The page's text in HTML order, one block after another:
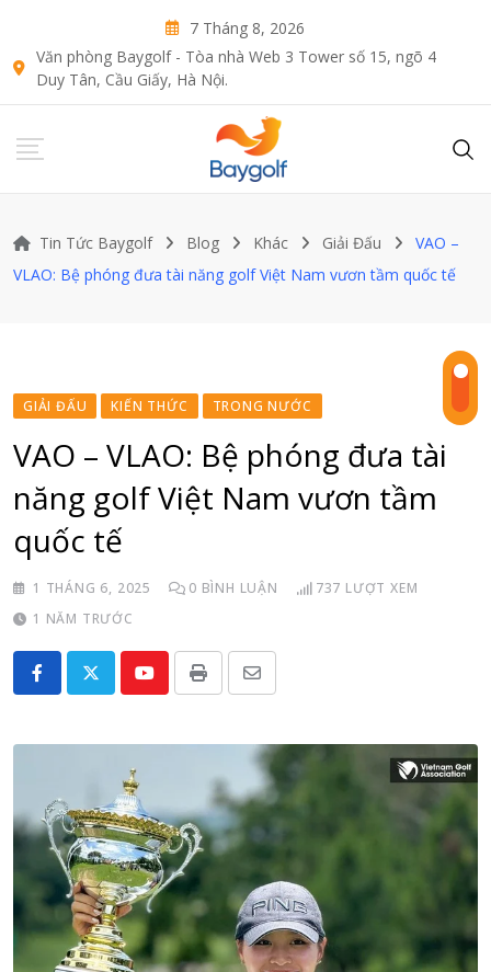
content
7 Tháng 8, 2026
Văn phòng Baygolf - Tòa nhà Web 3 Tower số 15, ngõ 4
Duy Tân, Cầu Giấy, Hà Nội.
Tin Tức Baygolf Blog Khác Giải Đấu
VAO –
VLAO: Bệ phóng đưa tài năng golf Việt Nam vươn tầm quốc tế
GIẢI ĐẤU KIẾN THỨC TRONG NƯỚC
VAO – VLAO: Bệ phóng đưa tài
năng golf Việt Nam vươn tầm
quốc tế
1 THÁNG 6, 2025 0 BÌNH LUẬN 737 LƯỢT XEM
1 NĂM TRƯỚC
YoutubePrint
Share
Email